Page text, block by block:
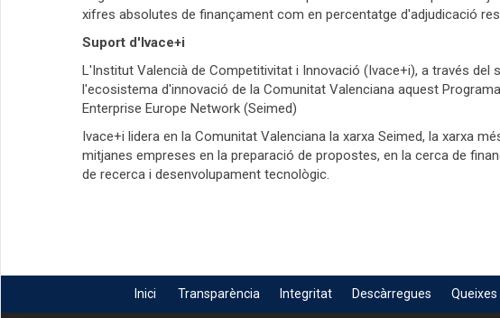
xifres absolutes de finançament com en percentatge d'adjudicació
Suport d'Ivace+i
L'Institut Valencià de Competitivitat i Innovació (Ivace+i), a través del
l'ecosistema d'innovació de la Comunitat Valenciana aquest
Enterprise Europe Network (Seimed)
Ivace+i lidera en la Comunitat Valenciana la xarxa Seimed, la xarxa
mitjanes empreses en la preparació de propostes, en la cerca de
de recerca i desenvolupament tecnològic.
Inici Transparència Integritat Descàrregues